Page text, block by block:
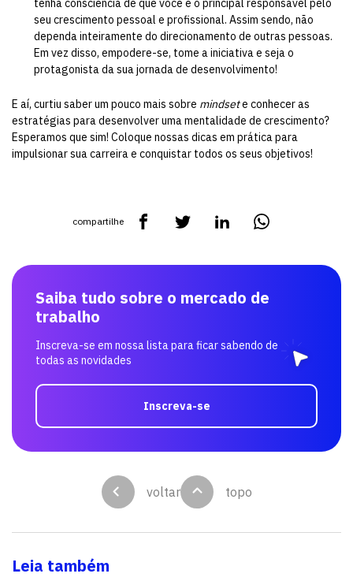
tenha consciência de que você é o principal responsável pelo
seu crescimento pessoal e profissional. Assim sendo, não
dependa inteiramente do direcionamento de outras pessoas.
Em vez disso, empodere-se, tome a iniciativa e seja o
protagonista da sua jornada de desenvolvimento!
E aí, curtiu saber um pouco mais sobre mindsete conhecer as
estratégias para desenvolver uma mentalidade de crescimento?
Esperamos que sim! Coloque nossas dicas em prática para
impulsionar sua carreira e conquistar todos os seus objetivos!
compartilhe
Saiba tudo sobre o mercado de
trabalho
Inscreva-se em nossa lista para ficar sabendo de
todas as novidades
Inscreva-se
voltar topo
Leia também